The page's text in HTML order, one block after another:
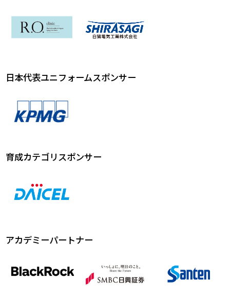
日本代表ユニフォームスポンサー
育成カテゴリスポンサー
アカデミーパートナー